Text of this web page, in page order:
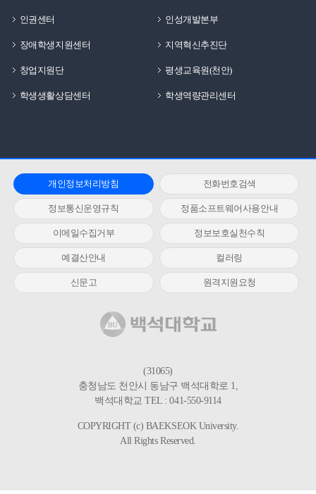
인권센터 인성개발본부
장애학생지원센터 지역혁신추진단
창업지원단 평생교육원(천안)
학생생활상담센터 학생역량관리센터
개인정보처리방침 전화번호검색
정보통신운영규칙 정품소프트웨어사용안내
이메일수집거부 정보보호실천수칙
예결산안내 컬러링
신문고 원격지원요청
(31065)
충청남도 천안시 동남구 백석대학로 1,
백석대학교 TEL : 041-550-9114
COPYRIGHT (c) BAEKSEOK University.
All Rights Reserved.